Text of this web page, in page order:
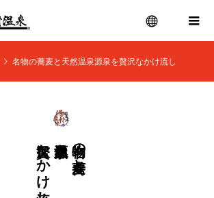
menu
名物の蕎麦と天然温泉源泉を贅沢なかけ流し
名物の蕎麦と
天然温泉源泉を
贅沢なかけ流し